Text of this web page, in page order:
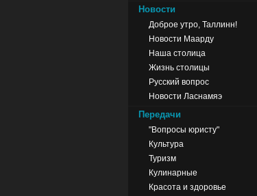
Новости
Доброе утро, Таллинн!
Новости Маарду
Наша столица
Жизнь столицы
Русский вопрос
Новости Ласнамяэ
Передачи
"Вопросы юристу"
Культура
Туризм
Кулинарные
Красота и здоровье